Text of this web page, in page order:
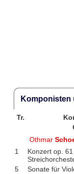
Komponisten
Tr.
Othmar
1
Konzert op.
5 Sonate für